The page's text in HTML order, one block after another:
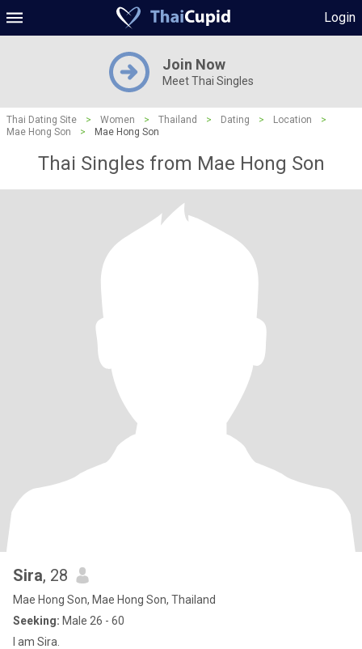
Login
Join Now
Meet Thai Singles
Thai Dating Site > Women > Thailand > Dating > Location
>
Mae Hong Son
> Mae Hong Son
Thai Singles from Mae Hong Son
Sira, 28
Mae Hong Son, Mae Hong Son, Thailand
Seeking: Male 26 - 60
I am Sira.